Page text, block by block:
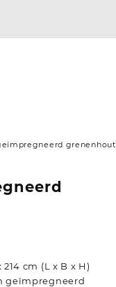
grenenhout
cm (L x B x H)
geïmpregneerd